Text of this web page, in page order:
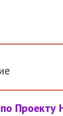
Проекту